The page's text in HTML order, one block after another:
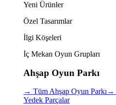
Yeni Ürünler
Özel Tasarımlar
İlgi Köşeleri
İç Mekan Oyun Grupları
Ahşap Oyun Parkı
→ Tüm Ahşap Oyun Parkı→
Yedek Parçalar